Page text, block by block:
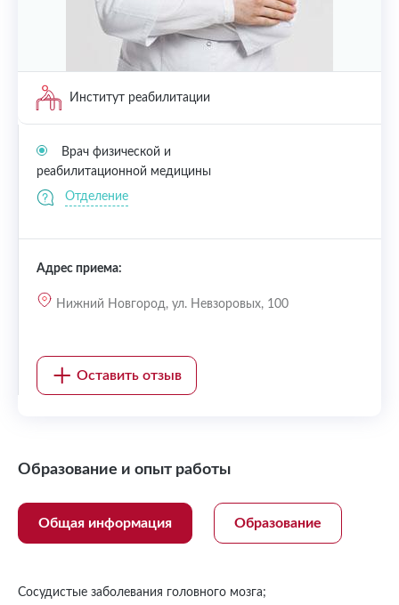
Институт реабилитации
Врач физической и
реабилитационной медицины
Отделение
Адрес приема:
Нижний Новгород, ул. Невзоровых, 100
Оставить отзыв
Образование и опыт работы
Общая информация Образование
Сосудистые заболевания головного мозга;